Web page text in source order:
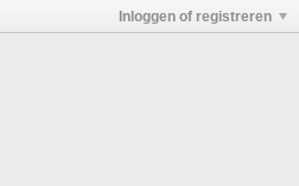
Inloggen of registreren